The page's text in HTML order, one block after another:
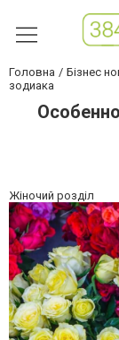
Головна Бізнес
зодиака
Жіночий розділ